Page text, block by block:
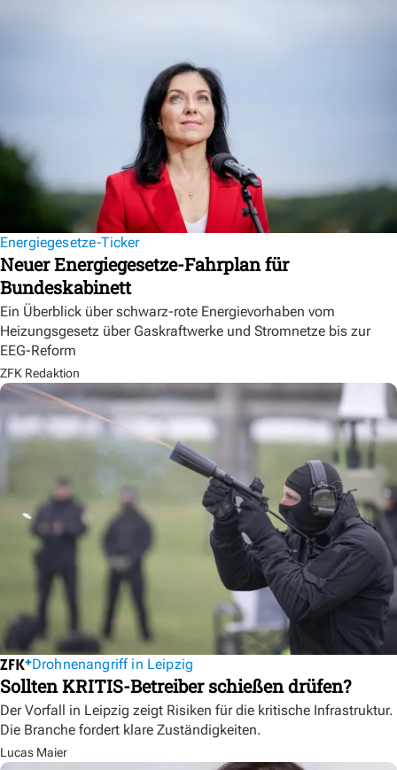
Energiegesetze-Ticker
Neuer Energiegesetze-Fahrplan für
Bundeskabinett
Ein Überblick über schwarz-rote Energievorhaben vom
Heizungsgesetz über Gaskraftwerke und Stromnetze bis zur
EEG-Reform
ZFK Redaktion
Drohnenangriff in Leipzig
Sollten KRITIS-Betreiber schießen drüfen?
Der Vorfall in Leipzig zeigt Risiken für die kritische Infrastruktur.
Die Branche fordert klare Zuständigkeiten.
Lucas Maier